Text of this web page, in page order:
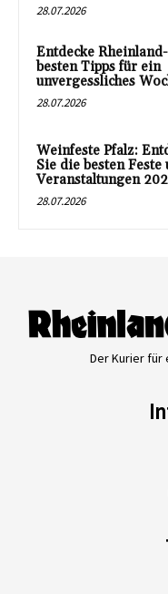
28.07.2026
Entdecke
besten Tipps für ein
unvergessliches
28.07.2026
Weinfeste Pfalz:
Sie die besten Feste
Veranstaltungen
28.07.2026
Der Kurier für